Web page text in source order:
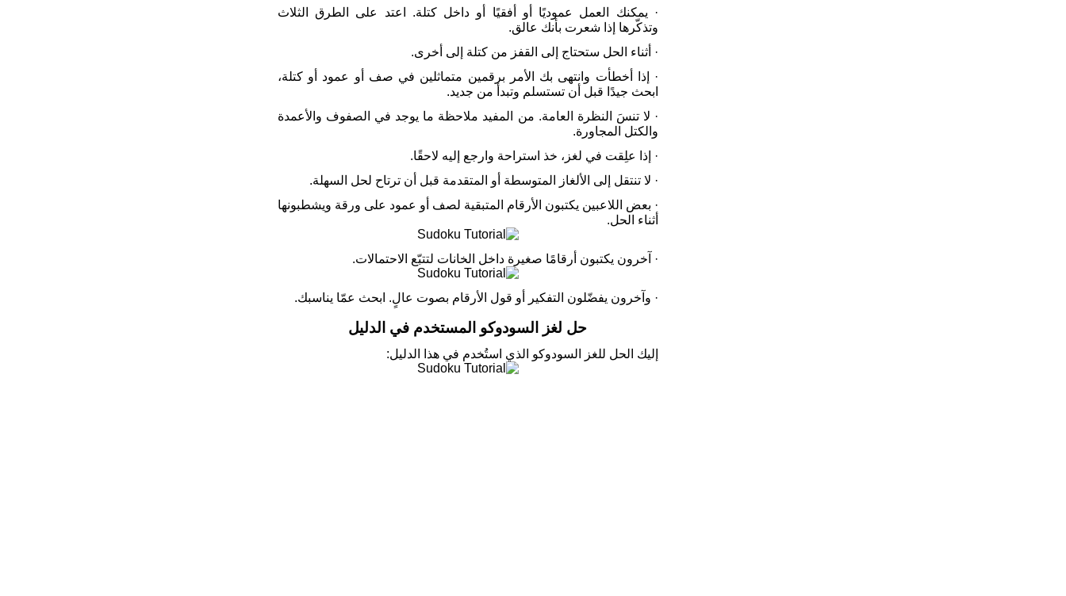
· يمكنك العمل عموديًا أو أفقيًا أو داخل كتلة. اعتد على الطرق الثلاث
وتذكّرها إذا شعرت بأنك عالق.
· أثناء الحل ستحتاج إلى القفز من كتلة إلى أخرى.
· إذا أخطأت وانتهى بك الأمر برقمين متماثلين في صف أو عمود أو كتلة،
ابحث جيدًا قبل أن تستسلم وتبدأ من جديد.
· لا تنسَ النظرة العامة. من المفيد ملاحظة ما يوجد في الصفوف والأعمدة
والكتل المجاورة.
· إذا علِقت في لغز، خذ استراحة وارجع إليه لاحقًا.
· لا تنتقل إلى الألغاز المتوسطة أو المتقدمة قبل أن ترتاح لحل السهلة.
· بعض اللاعبين يكتبون الأرقام المتبقية لصف أو عمود على ورقة ويشطبونها
أثناء الحل.
· آخرون يكتبون أرقامًا صغيرة داخل الخانات لتتبّع الاحتمالات.
· وآخرون يفضّلون التفكير أو قول الأرقام بصوت عالٍ. ابحث عمّا يناسبك.
حل لغز السودوكو المستخدم في الدليل
إليك الحل للغز السودوكو الذي استُخدم في هذا الدليل: